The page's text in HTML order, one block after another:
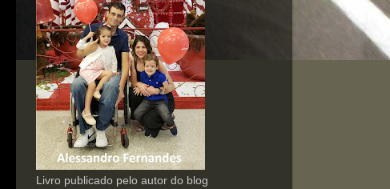
Livro publicado pelo autor do blog